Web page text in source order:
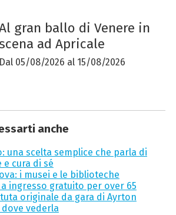
gran ballo di Venere in
ad Apricale
Dal 05/08/2026 al 15/08/2026
anche
una scelta semplice che parla di
e cura di sé
i musei e le biblioteche
ingresso gratuito per over 65
originale da gara di Ayrton
dove vederla